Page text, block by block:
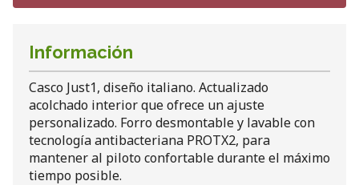
Información
Casco Just1, diseño italiano. Actualizado
acolchado interior que ofrece un ajuste
personalizado. Forro desmontable y lavable con
tecnología antibacteriana PROTX2, para
mantener al piloto confortable durante el máximo
tiempo posible.